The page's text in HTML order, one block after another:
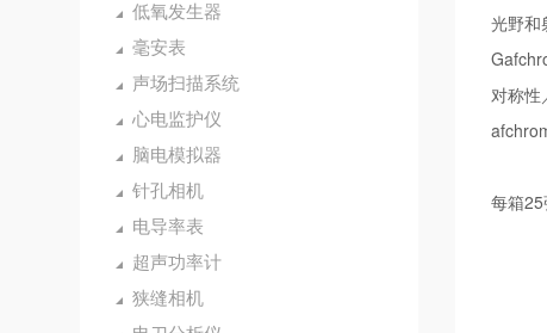
低氧发生器
毫安表
声场扫描系统
心电监护仪
脑电模拟器
针孔相机
电导率表
超声功率计
狭缝相机
光野和
对称性
每箱25